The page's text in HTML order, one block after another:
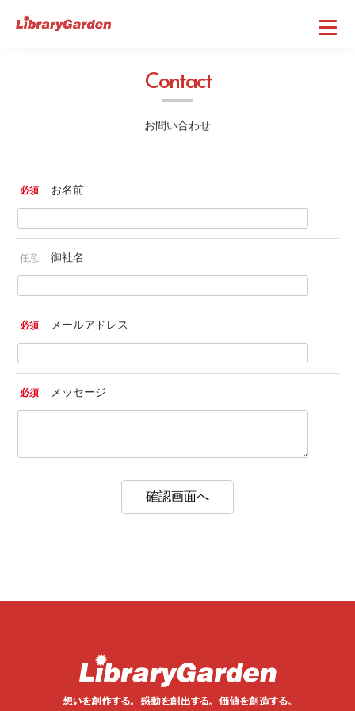
Contact
お問い合わせ
必須 お名前
任意 御社名
必須 メールアドレス
必須 メッセージ
確認画面へ